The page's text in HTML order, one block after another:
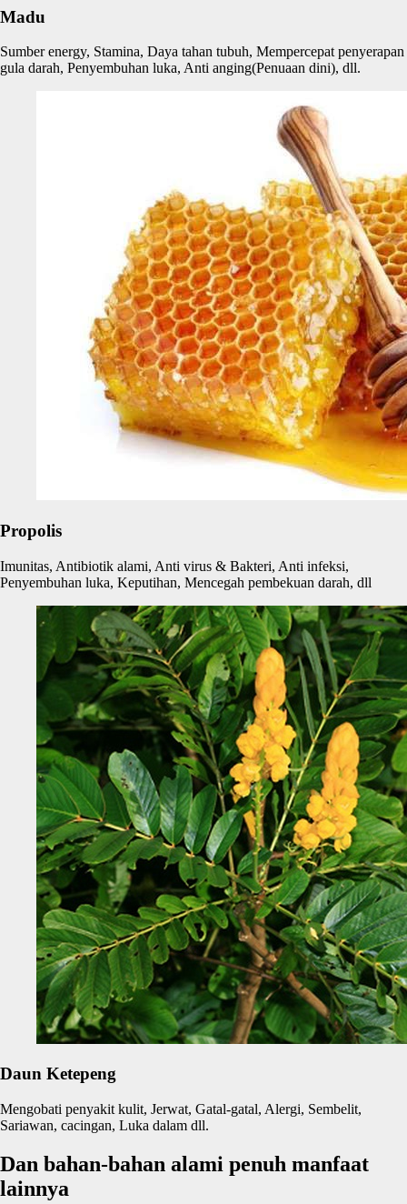
Madu
Sumber energy, Stamina, Daya tahan tubuh, Mempercepat penyerapan
gula darah, Penyembuhan luka, Anti anging(Penuaan dini), dll.
Propolis
Imunitas, Antibiotik alami, Anti virus & Bakteri, Anti infeksi,
Penyembuhan luka, Keputihan, Mencegah pembekuan darah, dll
Daun Ketepeng
Mengobati penyakit kulit, Jerwat, Gatal-gatal, Alergi, Sembelit,
Sariawan, cacingan, Luka dalam dll.
Dan bahan-bahan alami penuh manfaat
lainnya